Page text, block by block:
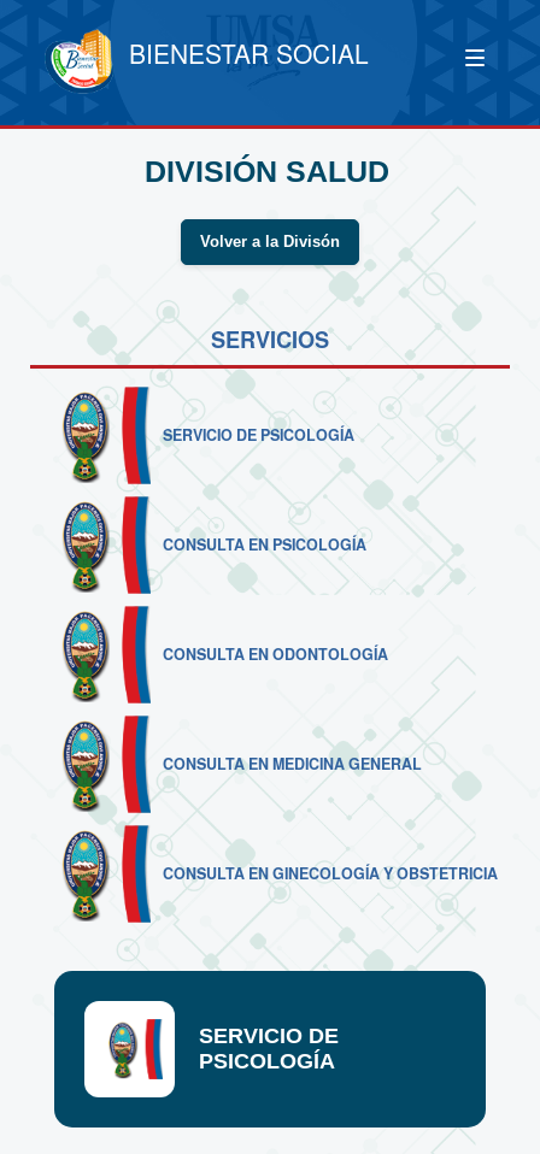
BIENESTAR SOCIAL
DIVISIÓN SALUD
Volver a la Divisón
SERVICIOS
SERVICIO DE PSICOLOGÍA
CONSULTA EN PSICOLOGÍA
CONSULTA EN ODONTOLOGÍA
CONSULTA EN MEDICINA GENERAL
CONSULTA EN GINECOLOGÍA Y OBSTETRICIA
SERVICIO DE
PSICOLOGÍA